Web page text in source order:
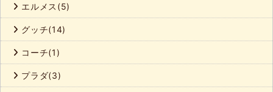
エルメス(5)
グッチ(14)
コーチ(1)
プラダ(3)